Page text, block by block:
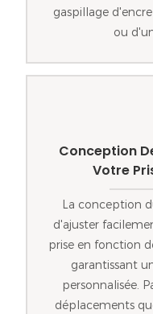
gaspillage
ou
Conception
Votre
La conception
d'ajuster
prise en fonction
garantissant
personnalisée.
déplacements